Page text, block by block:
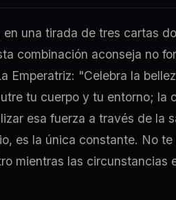
una tirada de tres cartas
combinación aconseja no
Emperatriz: "Celebra la
tu cuerpo y tu entorno; la
esa fuerza a través de la
es la única constante. No
mientras las circunstancias